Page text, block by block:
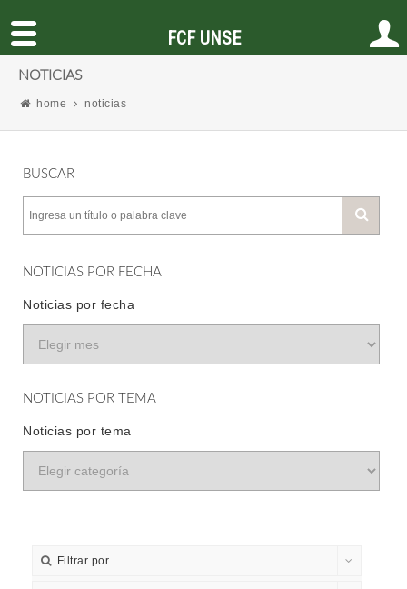
NOTICIAS
home noticias
BUSCAR
NOTICIAS POR FECHA
Noticias por fecha
NOTICIAS POR TEMA
Noticias por tema
Filtrar por
FCF UNSE